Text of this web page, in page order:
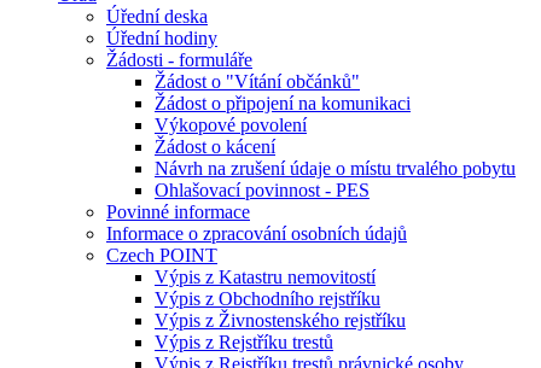
Úřední deska
Úřední hodiny
Žádosti - formuláře
Žádost o "Vítání občánků"
Žádost o připojení na komunikaci
Výkopové povolení
Žádost o kácení
Návrh na zrušení údaje o místu trvalého pobytu
Ohlašovací povinnost - PES
Povinné informace
Informace o zpracování osobních údajů
Czech POINT
Výpis z Katastru nemovitostí
Výpis z Obchodního rejstříku
Výpis z Živnostenského rejstříku
Výpis z Rejstříku trestů
Výpis z Rejstříku trestů právnické osoby